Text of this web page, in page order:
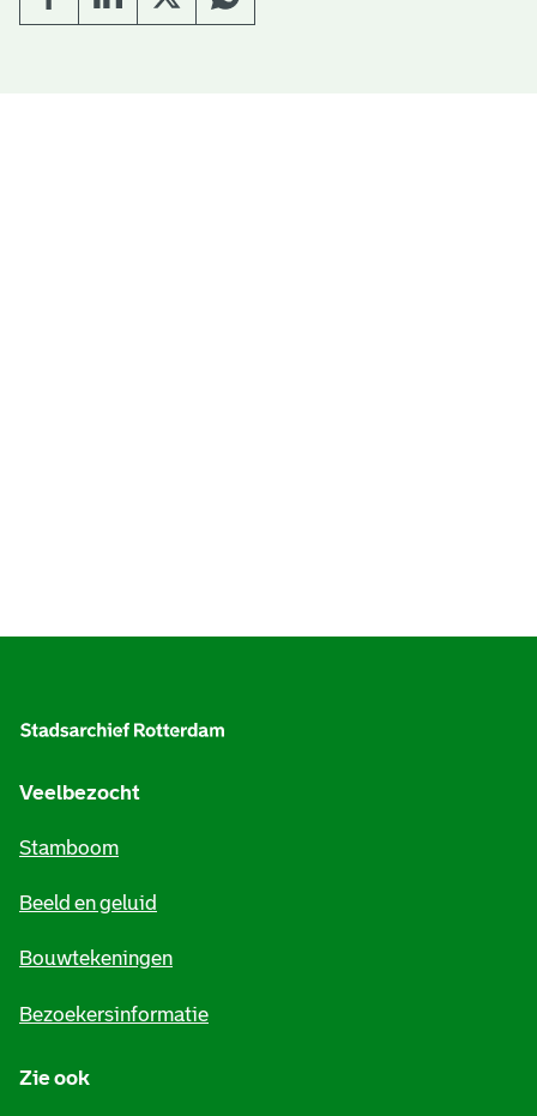
Veelbezocht
Stamboom
Beeld en geluid
Bouwtekeningen
Bezoekersinformatie
Zie ook